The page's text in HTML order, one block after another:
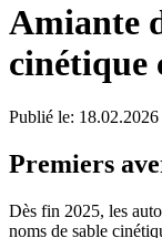
Amiante
cinétique
Publié le: 18.02.2026
Premiers
Dès fin 2025, les
noms de sable